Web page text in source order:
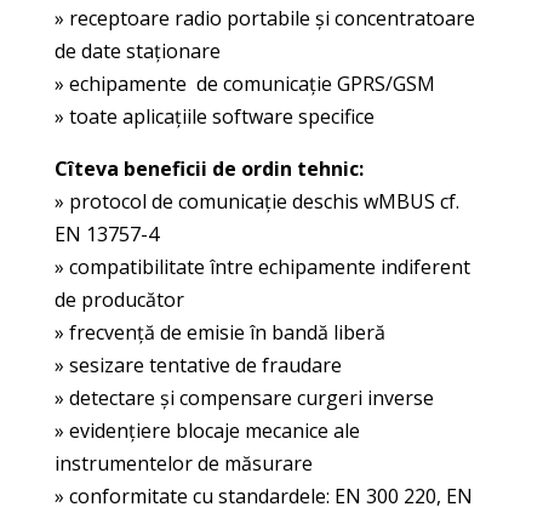
» receptoare radio portabile şi concentratoare
de date staţionare
» echipamente de comunicaţie GPRS/GSM
» toate aplicaţiile software specifice
Cîteva beneficii de ordin tehnic:
» protocol de comunicaţie deschis wMBUS cf.
EN 13757-4
» compatibilitate între echipamente indiferent
de producător
» frecvenţă de emisie în bandă liberă
» sesizare tentative de fraudare
» detectare şi compensare curgeri inverse
» evidenţiere blocaje mecanice ale
instrumentelor de măsurare
» conformitate cu standardele: EN 300 220, EN